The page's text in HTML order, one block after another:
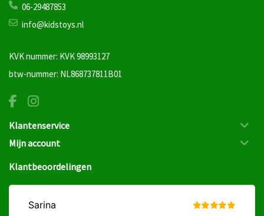
06-29487853
info@kidstoys.nl
KVK nummer: KVK 98993127
btw-nummer: NL868737811B01
Klantenservice
Mijn account
Klantbeoordelingen